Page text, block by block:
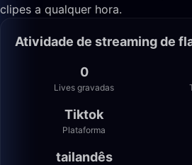
clipes a qualquer hora.
Atividade de streaming de
0
Lives gravadas
Tiktok
Plataforma
tailandês